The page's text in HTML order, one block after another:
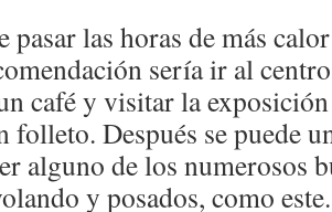
pasar las horas de más
sería ir al
café y visitar la
folleto. Después se puede
alguno de los numerosos
y posados, como este.